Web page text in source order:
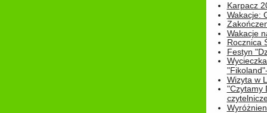
Karpacz
Wakacje:
Wakacje
Rocznica
Festyn
Wizyta w
"Czytamy